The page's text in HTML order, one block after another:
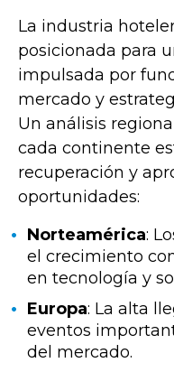
La industria
posicionada para
impulsada por
mercado y
Un análisis
cada continente
recuperación y
oportunidades:
Norteamérica:
el crecimiento
en tecnología y
Europa: La alta
eventos
del mercado.